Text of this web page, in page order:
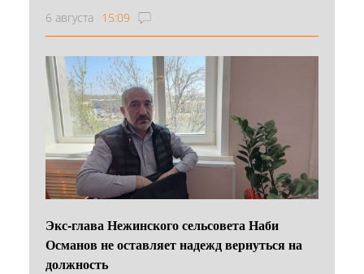
6 августа 15:09
Экс-глава Нежинского сельсовета Наби
Османов не оставляет надежд вернуться на
должность